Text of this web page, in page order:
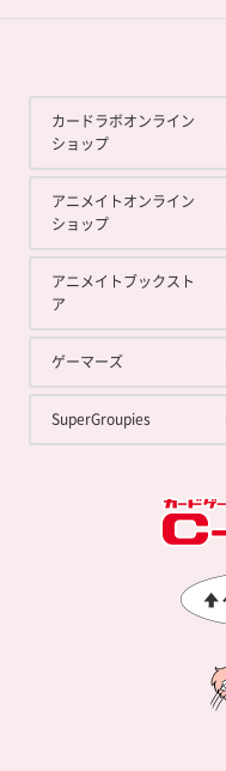
カードラボオンライン
ショップ
アニメイトオンライン
ショップ
アニメイトブックスト
ア
ゲーマーズ
SuperGroupies